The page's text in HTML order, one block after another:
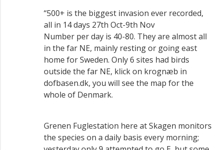
“500+ is the biggest invasion ever recorded,
all in 14 days 27th Oct-9th Nov
Number per day is 40-80. They are almost all
in the far NE, mainly resting or going east
home for Sweden. Only 6 sites had birds
outside the far NE, klick on krognæb in
dofbasen.dk, you will see the map for the
whole of Denmark.
Grenen Fuglestation here at Skagen monitors
the species on a daily basis every morning;